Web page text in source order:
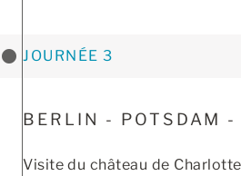
JOURNÉE 3
BERLIN - POTSDAM -
Visite du château de